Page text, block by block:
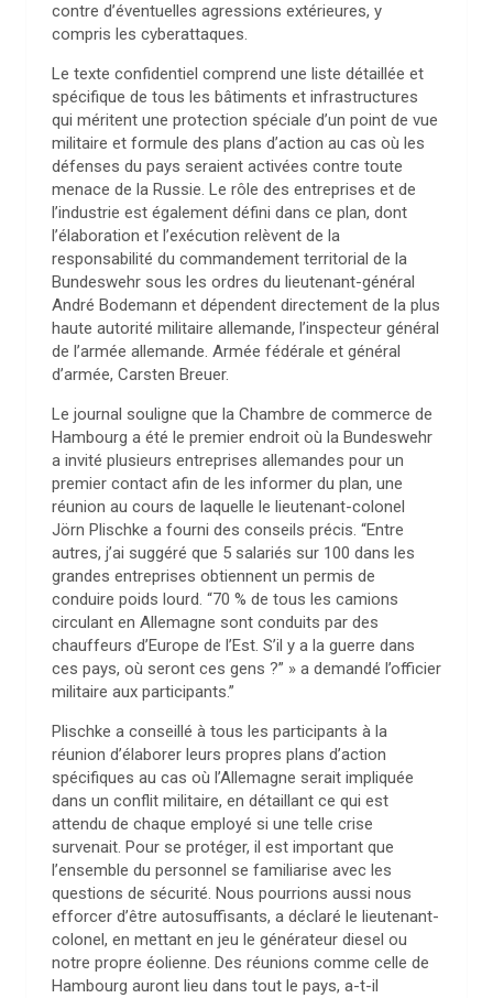
contre d’éventuelles agressions extérieures, y
compris les cyberattaques.
Le texte confidentiel comprend une liste détaillée et
spécifique de tous les bâtiments et infrastructures
qui méritent une protection spéciale d’un point de vue
militaire et formule des plans d’action au cas où les
défenses du pays seraient activées contre toute
menace de la Russie. Le rôle des entreprises et de
l’industrie est également défini dans ce plan, dont
l’élaboration et l’exécution relèvent de la
responsabilité du commandement territorial de la
Bundeswehr sous les ordres du lieutenant-général
André Bodemann et dépendent directement de la plus
haute autorité militaire allemande, l’inspecteur général
de l’armée allemande. Armée fédérale et général
d’armée, Carsten Breuer.
Le journal souligne que la Chambre de commerce de
Hambourg a été le premier endroit où la Bundeswehr
a invité plusieurs entreprises allemandes pour un
premier contact afin de les informer du plan, une
réunion au cours de laquelle le lieutenant-colonel
Jörn Plischke a fourni des conseils précis. “Entre
autres, j’ai suggéré que 5 salariés sur 100 dans les
grandes entreprises obtiennent un permis de
conduire poids lourd. “70 % de tous les camions
circulant en Allemagne sont conduits par des
chauffeurs d’Europe de l’Est. S’il y a la guerre dans
ces pays, où seront ces gens ?” » a demandé l’officier
militaire aux participants.”
Plischke a conseillé à tous les participants à la
réunion d’élaborer leurs propres plans d’action
spécifiques au cas où l’Allemagne serait impliquée
dans un conflit militaire, en détaillant ce qui est
attendu de chaque employé si une telle crise
survenait. Pour se protéger, il est important que
l’ensemble du personnel se familiarise avec les
questions de sécurité. Nous pourrions aussi nous
efforcer d’être autosuffisants, a déclaré le lieutenant-
colonel, en mettant en jeu le générateur diesel ou
notre propre éolienne. Des réunions comme celle de
Hambourg auront lieu dans tout le pays, a-t-il